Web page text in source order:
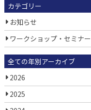
カテゴリー
お知らせ
ワークショップ・セミナー
全ての年別アーカイブ
2026
2025